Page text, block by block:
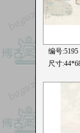
编号:5195
尺寸